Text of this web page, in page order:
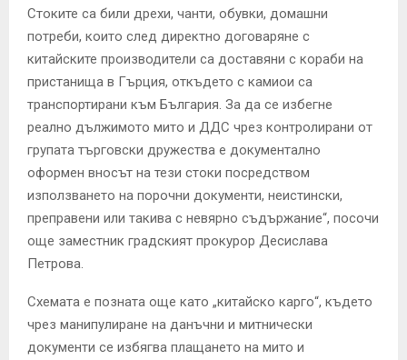
Стоките са били дрехи, чанти, обувки, домашни
потреби, които след директно договаряне с
китайските производители са доставяни с кораби на
пристанища в Гърция, откъдето с камиои са
транспортирани към България. За да се избегне
реално дължимото мито и ДДС чрез контролирани от
групата търговски дружества е документално
оформен вносът на тези стоки посредством
използването на порочни документи, неистински,
преправени или такива с невярно съдържание“, посочи
още заместник градският прокурор Десислава
Петрова.
Схемата е позната още като „китайско карго“, където
чрез манипулиране на данъчни и митнически
документи се избягва плащането на мито и